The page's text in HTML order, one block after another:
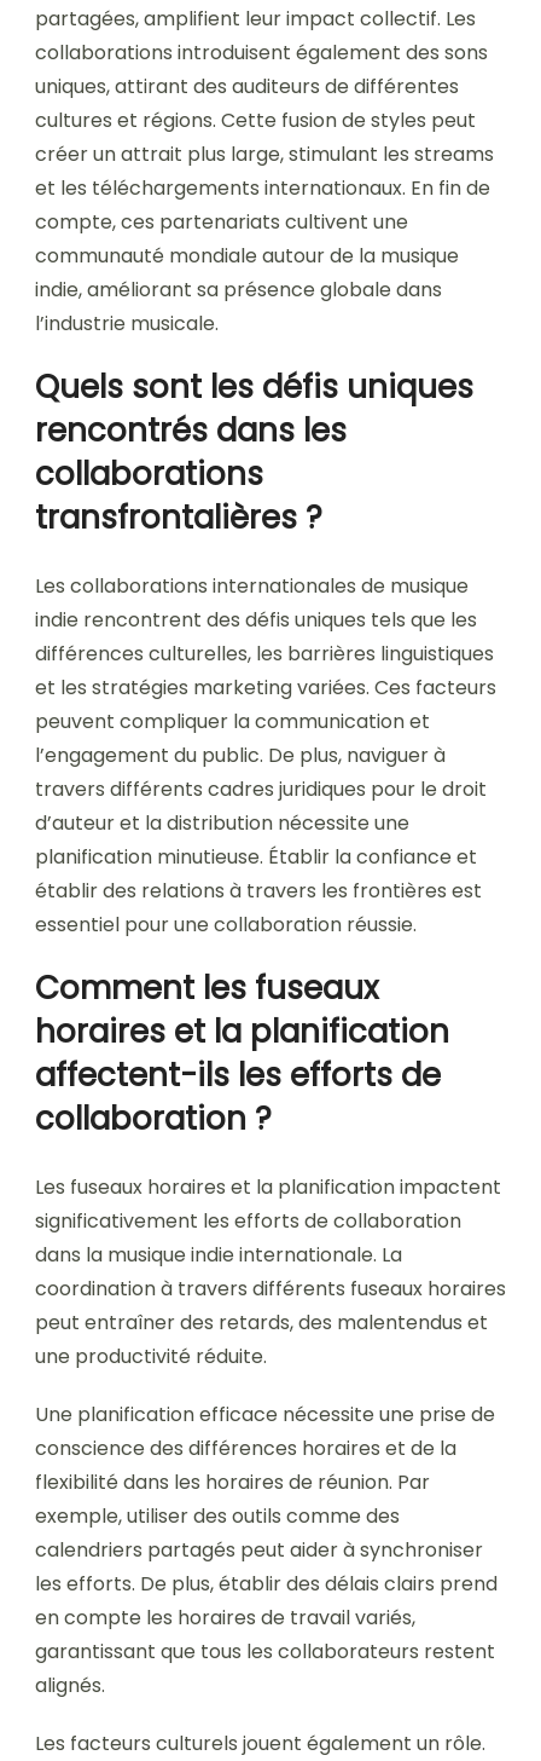
partagées, amplifient leur impact collectif. Les
collaborations introduisent également des sons
uniques, attirant des auditeurs de différentes
cultures et régions. Cette fusion de styles peut
créer un attrait plus large, stimulant les streams
et les téléchargements internationaux. En fin de
compte, ces partenariats cultivent une
communauté mondiale autour de la musique
indie, améliorant sa présence globale dans
l’industrie musicale.
Quels sont les défis uniques
rencontrés dans les
collaborations
transfrontalières ?
Les collaborations internationales de musique
indie rencontrent des défis uniques tels que les
différences culturelles, les barrières linguistiques
et les stratégies marketing variées. Ces facteurs
peuvent compliquer la communication et
l’engagement du public. De plus, naviguer à
travers différents cadres juridiques pour le droit
d’auteur et la distribution nécessite une
planification minutieuse. Établir la confiance et
établir des relations à travers les frontières est
essentiel pour une collaboration réussie.
Comment les fuseaux
horaires et la planification
affectent-ils les efforts de
collaboration ?
Les fuseaux horaires et la planification impactent
significativement les efforts de collaboration
dans la musique indie internationale. La
coordination à travers différents fuseaux horaires
peut entraîner des retards, des malentendus et
une productivité réduite.
Une planification efficace nécessite une prise de
conscience des différences horaires et de la
flexibilité dans les horaires de réunion. Par
exemple, utiliser des outils comme des
calendriers partagés peut aider à synchroniser
les efforts. De plus, établir des délais clairs prend
en compte les horaires de travail variés,
garantissant que tous les collaborateurs restent
alignés.
Les facteurs culturels jouent également un rôle.